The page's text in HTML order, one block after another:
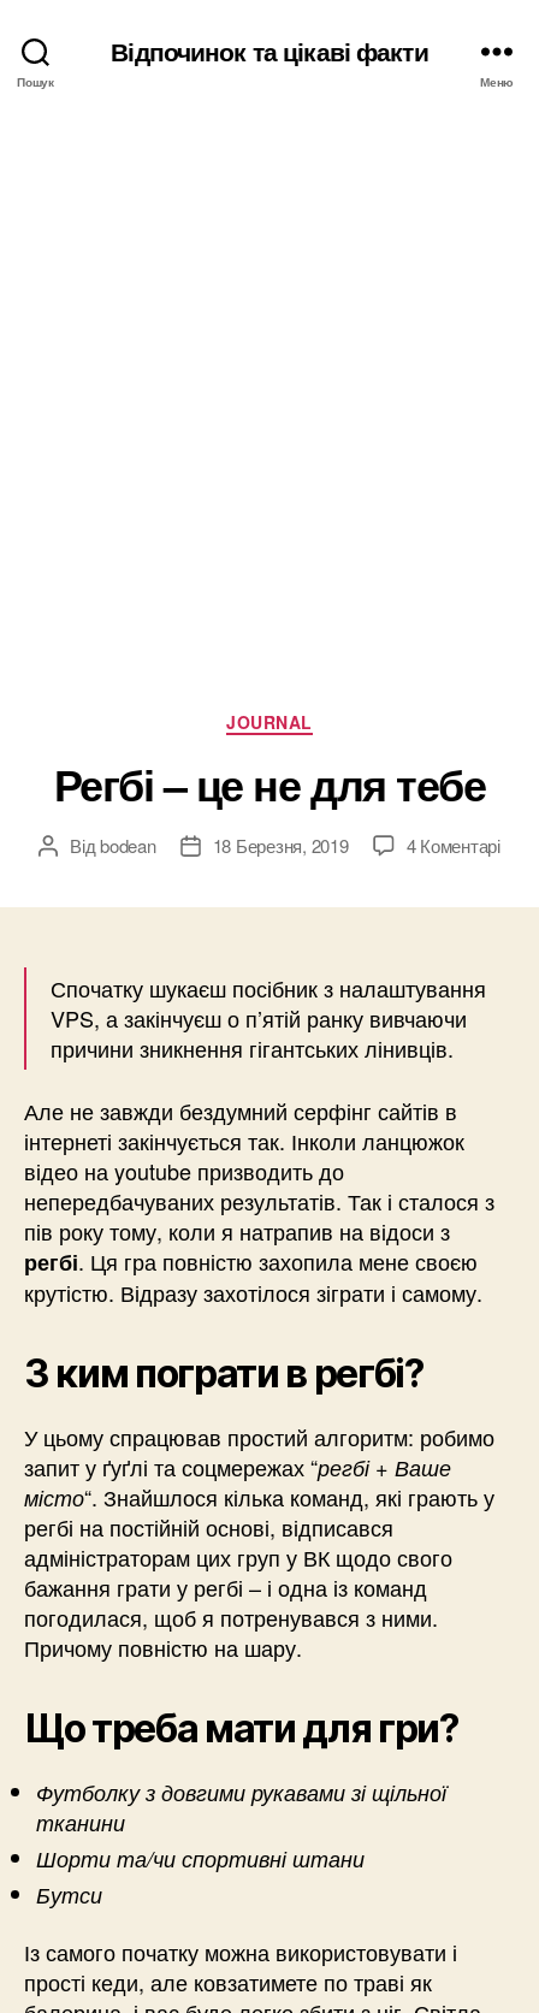
Пошук
Відпочинок та цікаві факти
Меню
Категорії
JOURNAL
Регбі – це не для тебе
Автор
Відbodean
Дата18 Березня, 2019 4 Коментарідо
Спочатку шукаєш посібник з налаштування
VPS, а закінчуєш о п’ятій ранку вивчаючи
причини зникнення гігантських лінивців.
Але не завжди бездумний серфінг сайтів в
інтернеті закінчується так. Інколи ланцюжок
відео на youtube призводить до
непередбачуваних результатів. Так і сталося з
пів року тому, коли я натрапив на відоси з
регбі. Ця гра повністю захопила мене своєю
крутістю. Відразу захотілося зіграти і самому.
З ким пограти в регбі?
У цьому спрацював простий алгоритм: робимо
запит у ґуґлі та соцмережах “регбі + Ваше
місто“. Знайшлося кілька команд, які грають у
регбі на постійній основі, відписався
адміністраторам цих груп у ВК щодо свого
бажання грати у регбі – і одна із команд
погодилася, щоб я потренувався з ними.
Причому повністю на шару.
Що треба мати для гри?
Футболку з довгими рукавами зі щільної
тканини
Шорти та/чи спортивні штани
Бутси
Із самого початку можна використовувати і
прості кеди, але ковзатимете по траві як